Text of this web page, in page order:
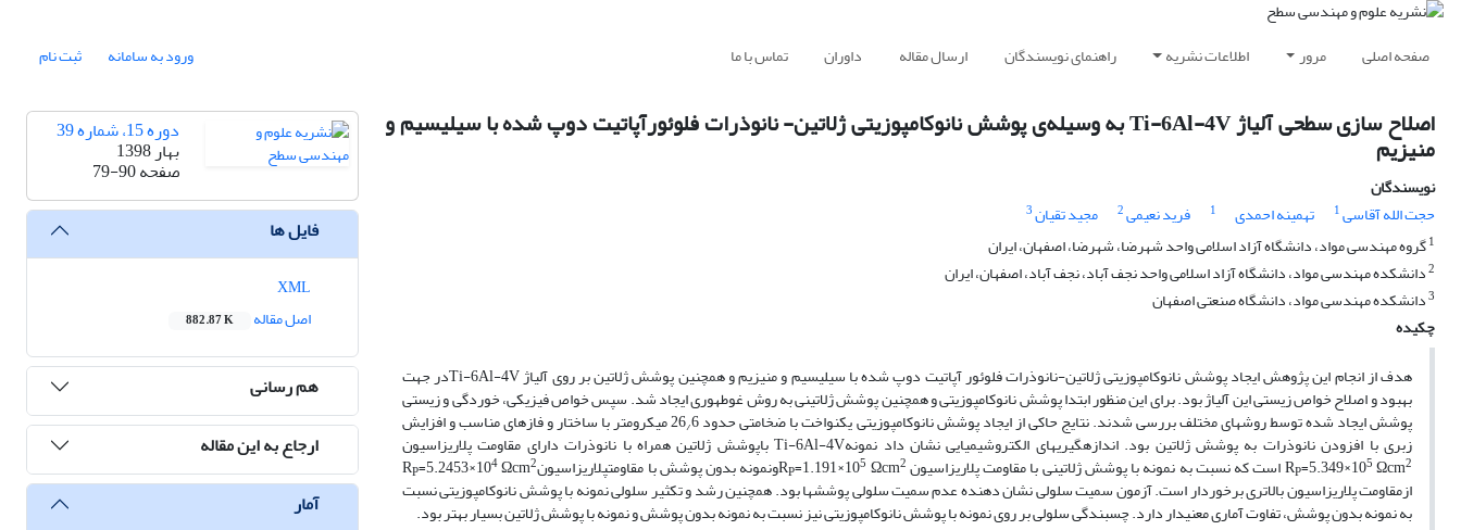
صفحه اصلی مرور اطلاعات نشریه راهنمای نویسندگان ارسال مقاله داوران تماس با ما ورود به سامانه ثبت نام
اصلاح سازی سطحی آلیاژ Ti-6Al-4V به وسیله‌ی پوشش نانوکامپوزیتی ژلاتین- نانوذرات فلوئورآپاتیت دوپ شده با سیلیسیم و
منیزیم
نویسندگان
حجت الله آقاسی1 تهمینه احمدی 1 فرید نعیمی2 مجید تقیان3
1گروه مهندسی مواد، دانشگاه آزاد اسلامی واحد شهرضا، شهرضا، اصفهان، ایران
2دانشکده مهندسی مواد، دانشگاه آزاد اسلامی واحد نجف آباد، نجف آباد، اصفهان، ایران
3دانشکده مهندسی مواد، دانشگاه صنعتی اصفهان
چکیده
هدف از انجام این پژوهش ایجاد پوشش نانوکامپوزیتی ژلاتین-نانوذرات فلوئور آپاتیت دوپ شده با سیلیسیم و منیزیم و همچنین پوشش ژلاتین بر روی آلیاژ Ti-6Al-4Vدر جهت
بهبود و اصلاح خواص زیستی این آلیاژ بود. برای این منظور ابتدا پوشش نانوکامپوزیتی و همچنین پوشش ژلاتینی به روش غوطه­وری ایجاد شد. سپس خواص فیزیکی، خوردگی و زیستی
پوشش ایجاد شده توسط روش­های مختلف بررسی شدند. نتایج حاکی از ایجاد پوشش نانوکامپوزیتی یکنواخت با ضخامتی حدود 26 / 6 میکرومتر با ساختار و فازهای مناسب و افزایش
زبری با افزودن نانوذرات به پوشش ژلاتین بود. اندازه­گیری­های الکتروشیمیایی نشان داد نمونهTi-6Al-4V باپوشش ژلاتین همراه با نانوذرات دارای مقاومت پلاریزاسیون
RP=5.349×105 Ωcm2 است که نسبت به نمونه با پوشش ژلاتینی با مقاومت پلاریزاسیون R P=1.191×105 Ωcm2 ونمونه بدون پوشش با مقاومتپلاریزاسیونR P=5.2453×104Ωcm2
ازمقاومت پلاریزاسیون بالاتری برخوردار است. آزمون سمیت سلولی نشان دهنده عدم سمیت سلولی پوشش­ها بود. همچنین رشد و تکثیر سلولی نمونه با پوشش نانوکامپوزیتی نسبت
به نمونه بدون پوشش، تفاوت آماری معنی­دار دارد. چسبندگی سلولی بر روی نمونه با پوشش نانوکامپوزیتی نیز نسبت به نمونه بدون پوشش و نمونه با پوشش ژلاتین بسیار بهتر بود.
دوره 15، شماره 39
بهار 1398
صفحه79-90
فایل ها
اصل مقاله
882.87 K
هم رسانی
ارجاع به این مقاله
آمار